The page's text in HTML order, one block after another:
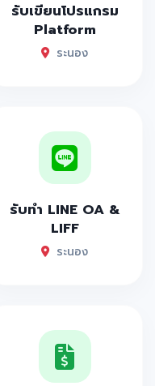
รับเขียนโปรแกรม
Platform
ระนอง
รับทำ LINE OA &
LIFF
ระนอง